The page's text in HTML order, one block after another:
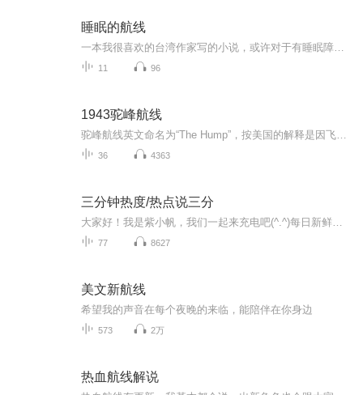
睡眠的航线
11 96
1943驼峰航线
36 4363
三分钟热度/热点说三分
77 8627
美文新航线
希望我的声音在每个夜晚的来临，能陪伴在你身边
573 2万
热血航线解说